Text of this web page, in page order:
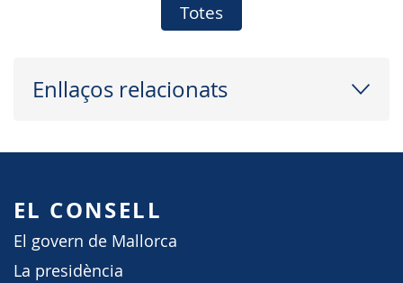
Totes
Enllaços relacionats
EL CONSELL
El govern de Mallorca
La presidència